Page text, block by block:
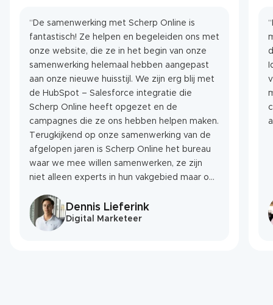
“De samenwerking met Scherp Online is
fantastisch! Ze helpen en begeleiden ons met
onze website, die ze in het begin van onze
samenwerking helemaal hebben aangepast
aan onze nieuwe huisstijl. We zijn erg blij met
de HubSpot – Salesforce integratie die
Scherp Online heeft opgezet en de
campagnes die ze ons hebben helpen maken.
Terugkijkend op onze samenwerking van de
afgelopen jaren is Scherp Online het bureau
waar we mee willen samenwerken, ze zijn
niet alleen experts in hun vakgebied maar ook
om nieuwe ideeën.”
Dennis Lieferink
Digital Marketeer